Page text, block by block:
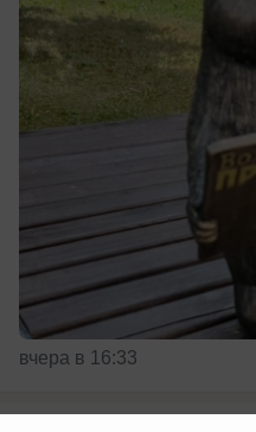
вчера в 16:33